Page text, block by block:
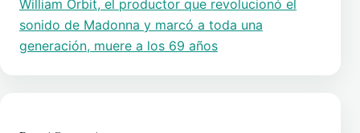
William Orbit, el productor que revolucionó el
sonido de Madonna y marcó a toda una
generación, muere a los 69 años